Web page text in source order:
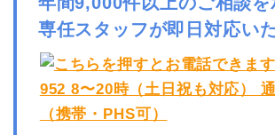
専任スタッフが即日対応い